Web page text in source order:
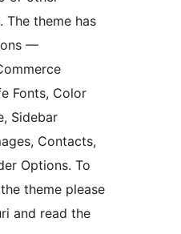
The theme has
—
Fonts, Color
Sidebar
Contacts,
Options. To
theme please
and read the